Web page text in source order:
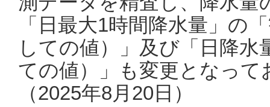
「日最大1時間降水量」の
しての値）」及び「日降
ての値）」も変更となっ
（2025年8月20日）